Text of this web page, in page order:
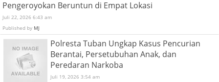
Pengeroyokan Beruntun di Empat Lokasi
Juli 22, 2026 6:43 am
Published by MJ
Polresta Tuban Ungkap Kasus Pencurian
Berantai, Persetubuhan Anak, dan
Peredaran Narkoba
Juli 19, 2026 3:54 am